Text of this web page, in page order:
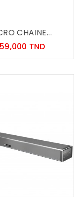
CHAINE...
TNDPrix